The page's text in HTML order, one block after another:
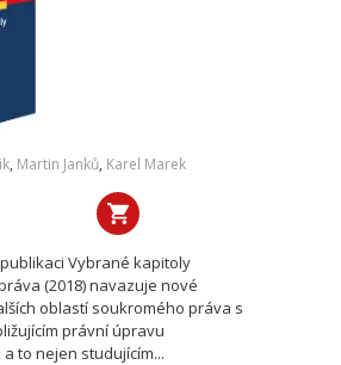
, Martin Janků, Karel Marek
Vybrané kapitoly
(2018) navazuje nové
oblastí soukromého práva s
právní úpravu
to nejen studujícím...